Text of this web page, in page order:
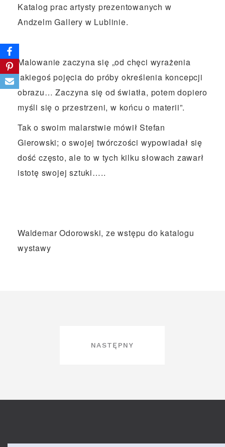
Katalog prac artysty prezentowanych w
Andzelm Gallery w Lublinie.
Malowanie zaczyna się „od chęci wyrażenia
jakiegoś pojęcia do próby określenia koncepcji
obrazu… Zaczyna się od światła, potem dopiero
myśli się o przestrzeni, w końcu o materii”.
Tak o swoim malarstwie mówił Stefan
Gierowski; o swojej twórczości wypowiadał się
dość często, ale to w tych kilku słowach zawarł
istotę swojej sztuki…..
Waldemar Odorowski, ze wstępu do katalogu
wystawy
NASTĘPNY